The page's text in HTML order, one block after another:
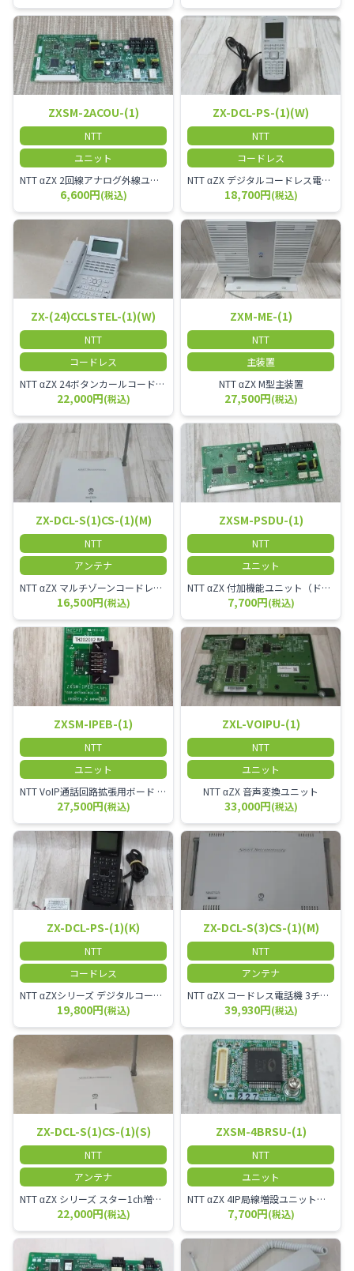
ZXSM-2ACOU-(1)
NTT
ユニット
NTT αZX 2回線アナログ外線ユニット
6,600円(税込)
ZX-DCL-PS-(1)(W)
NTT
コードレス
NTT αZX デジタルコードレス電話機 対応主装置及びアンテナを使用してご利用いただけます。 特に工場や倉庫等、オフィスから離れたところで作業をされている方に適しています。
18,700円(税込)
ZX-(24)CCLSTEL-(1)(W)
NTT
コードレス
NTT αZX 24ボタンカールコードレス電話機 無線タイプ、電話機と子機が離れるタイプのカールコードレス電話機です。 決裁者様等、オフィス内を頻繁に動かれる方のご使用が多いです。
22,000円(税込)
ZXM-ME-(1)
NTT
主装置
NTT αZX M型主装置
27,500円(税込)
ZX-DCL-S(1)CS-(1)(M)
NTT
アンテナ
NTT αZX マルチゾーンコードレススターアンテナ(マスター)
16,500円(税込)
ZXSM-PSDU-(1)
NTT
ユニット
NTT αZX 付加機能ユニット（ドアホンなど）
7,700円(税込)
ZXSM-IPEB-(1)
NTT
ユニット
NTT VoIP通話回路拡張用ボード ZXSM－IP内線ボード－「1」
27,500円(税込)
ZXL-VOIPU-(1)
NTT
ユニット
NTT αZX 音声変換ユニット
33,000円(税込)
ZX-DCL-PS-(1)(K)
NTT
コードレス
NTT αZXシリーズ デジタルコードレス電話機（黒） 倉庫や工場など、オフィスから離れて仕事をする方に適しています。 コードレス単体では使用できないので、別途、専用の主装置及びアンテナが必要です。
19,800円(税込)
ZX-DCL-S(3)CS-(1)(M)
NTT
アンテナ
NTT αZX コードレス電話機 3チャンネル用 接続装置 マスター デジタルコードレス（ZX-DCL-PS等）の専用管理用アンテナです。
39,930円(税込)
ZX-DCL-S(1)CS-(1)(S)
NTT
アンテナ
NTT αZX シリーズ スター1ch増設接続装置 コードレス接続用アンテナ ZX-DCL-S1CS-1M ZX-DCL-PS等と組み合わせて使用します。 ZX-DCL-PSを複数台接続できますが同時に通話できるのは１台のみです。
22,000円(税込)
ZXSM-4BRSU-(1)
NTT
ユニット
NTT αZX 4IP局線増設ユニット ひかり電話オフィスタイプで4ch以上にしたい場合必要となるユニットです。
7,700円(税込)